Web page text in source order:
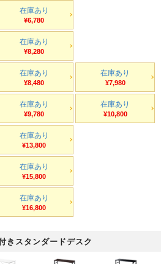
在庫あり
¥6,780
在庫あり
¥8,280
在庫あり
¥8,480
在庫あり
¥7,980
在庫あり
¥9,780
在庫あり
¥10,800
在庫あり
¥13,800
在庫あり
¥15,800
在庫あり
¥16,800
きスタンダードデスク